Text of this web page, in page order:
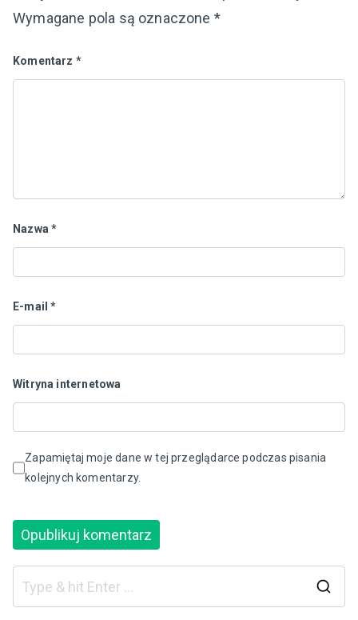
Wymagane pola są oznaczone *
Komentarz *
Nazwa*
E-mail*
Witryna internetowa
Zapamiętaj moje dane w tej przeglądarce podczas pisania
kolejnych komentarzy.